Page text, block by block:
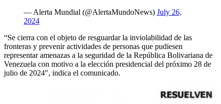
— Alerta Mundial (@AlertaMundoNews) July 26,
2024
“Se cierra con el objeto de resguardar la inviolabilidad de las
fronteras y prevenir actividades de personas que pudiesen
representar amenazas a la seguridad de la República Bolivariana de
Venezuela con motivo a la elección presidencial del próximo 28 de
julio de 2024″, indica el comunicado.